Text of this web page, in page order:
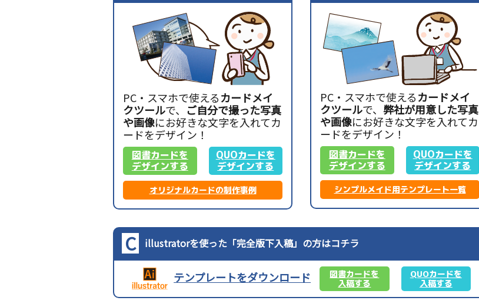
PC・スマホで使えるカードメイ
クツールで、 ご自分で撮った写真
や画像にお好きな文字を入れてカ
ードをデザイン！
図書カードを
デザインする
QUOカードを
デザインする
オリジナルカードの制作事例
PC・スマホで使えるカードメイ
クツールで、 弊社が用意した写真
や画像にお好きな文字を入れてカ
ードをデザイン！
図書カードを
デザインする
QUOカードを
デザインする
シンプルメイド用テンプレート一覧
C illustratorを使った「完全版下入稿」の方はコチラ
テンプレートをダウンロード
図書カードを
入稿する
QUOカードを
入稿する